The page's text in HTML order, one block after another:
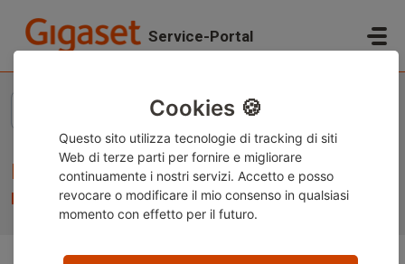
Service-Portal
How can I read the storage capacity of
my Gigaset smartphone?
Cookies 🍪
Questo sito utilizza tecnologie di tracking di siti
Web di terze parti per fornire e migliorare
continuamente i nostri servizi. Accetto e posso
revocare o modificare il mio consenso in qualsiasi
momento con effetto per il futuro.